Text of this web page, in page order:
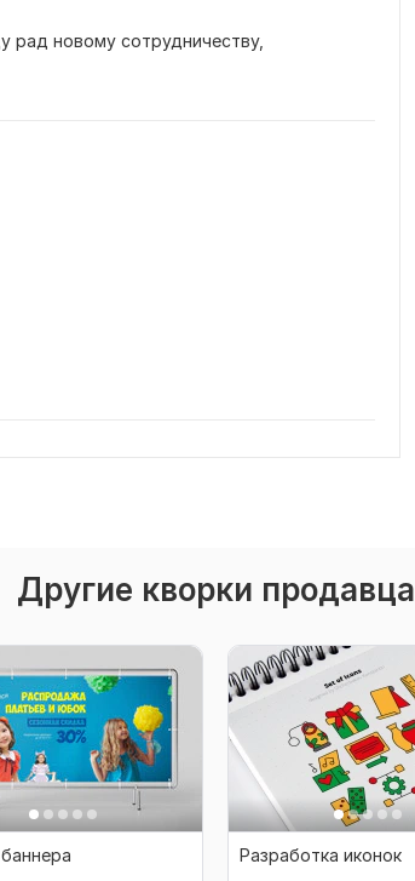
рад новому сотрудничеству,
Другие кворки продавца
Разработка иконок